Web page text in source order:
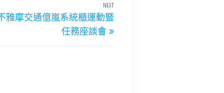
Next
Post
NEXT
雅摩交通億嵐系統櫃運動暨
任務座談會